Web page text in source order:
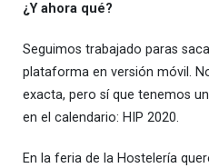
¿Y ahora qué?
Seguimos trabajado paras
plataforma en versión móvil.
exacta, pero sí que tenemos
en el calendario: HIP 2020.
En la feria de la Hostelería